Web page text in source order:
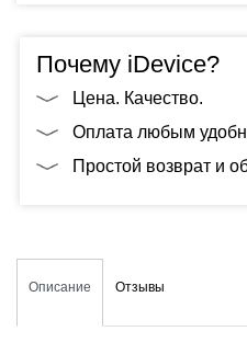
Почему iDevice?
Цена. Качество.
Оплата любым
Простой возврат и
Описание Отзывы